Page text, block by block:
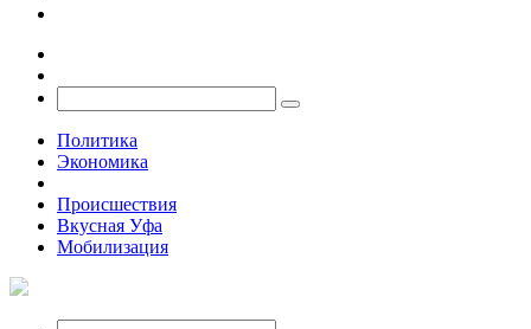
Политика
Экономика
Происшествия
Вкусная Уфа
Мобилизация